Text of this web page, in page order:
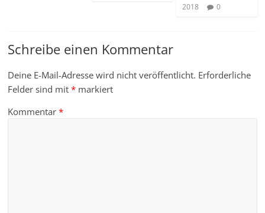
2018
0
Schreibe einen Kommentar
Deine E-Mail-Adresse wird nicht veröffentlicht. Erforderliche
Felder sind mit* markiert
Kommentar*